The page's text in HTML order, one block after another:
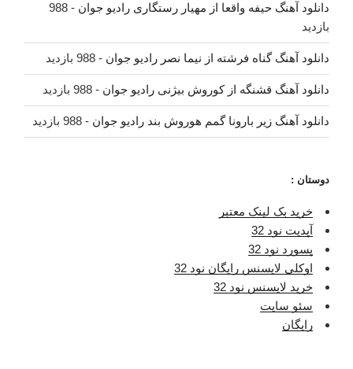
دانلود آهنگ حیفه واقعا از مهیار رستگاری رادیو جوان
- 988
بازدید
دانلود آهنگ گناه فرشته از نیما نصر رادیو جوان - 988 بازدید
دانلود آهنگ قشنگه از کوروش بیژنی رادیو جوان - 988 بازدید
دانلود آهنگ زیر بارونا گمم هوروش بند رادیو جوان - 988 بازدید
دوستان :
خرید بک لینک معتبر
آپدیت نود 32
پسورد نود 32
اوکلی لایسنس رایگان نود 32
خرید لایسنس نود 32
سئو سایت
رایگان